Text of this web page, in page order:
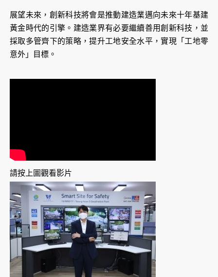
展望未來，創新科技將會是推動建造業邁向未來十年基建
黃金時代的引擎。建造業界有必要繼續善用創新科技，並
採取多管齊下的策略，提升工地安全水平，實現「工地零
意外」目標。
請按上圖觀看影片